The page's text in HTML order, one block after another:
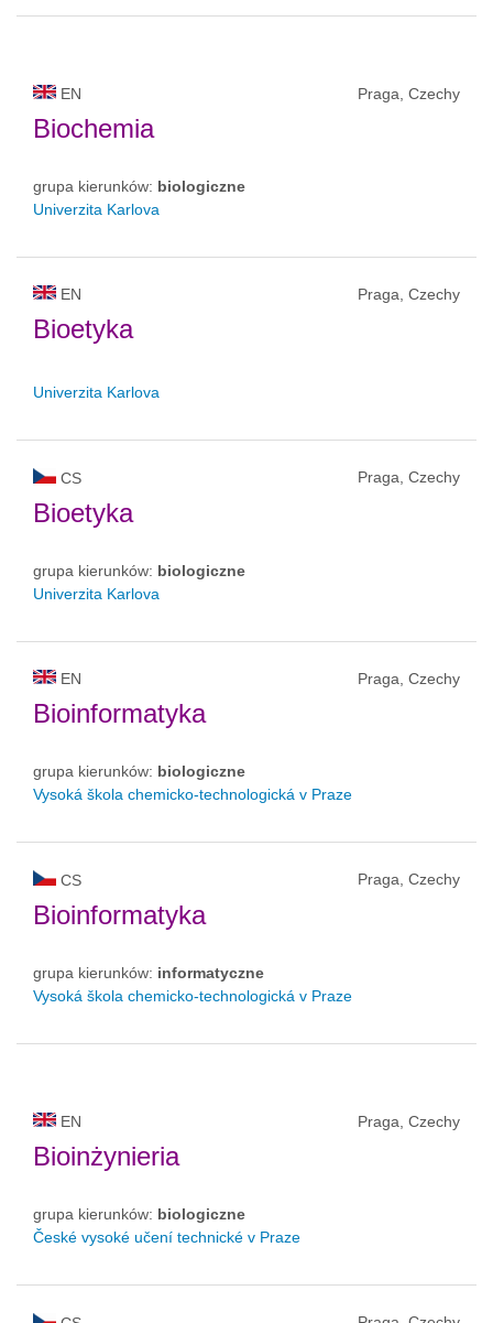
EN Praga, Czechy
Biochemia
grupa kierunków: biologiczne
Univerzita Karlova
EN Praga, Czechy
Bioetyka
Univerzita Karlova
CS Praga, Czechy
Bioetyka
grupa kierunków: biologiczne
Univerzita Karlova
EN Praga, Czechy
Bioinformatyka
grupa kierunków: biologiczne
Vysoká škola chemicko-technologická v Praze
CS Praga, Czechy
Bioinformatyka
grupa kierunków: informatyczne
Vysoká škola chemicko-technologická v Praze
EN Praga, Czechy
Bioinżynieria
grupa kierunków: biologiczne
České vysoké učení technické v Praze